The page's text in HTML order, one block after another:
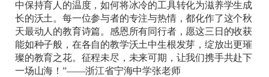
中保持育人的温度，如何将冰冷的工具转化为滋养学生成
长的沃土。每一位参与者的专注与热情，都化作了这个秋
天最动人的教育诗篇。感恩所有同行者，愿这三日的收获
能如种子般，在各自的教学沃土中生根发芽，绽放出更璀
璨的教育之花。征程未尽，未来可期，让我们携手共赴下
一场山海！”——浙江省宁海中学张老师